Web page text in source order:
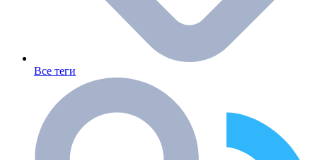
Все теги